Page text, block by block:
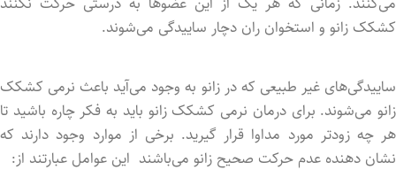
کشکک زانو و استخوان ران دچار ساییدگی می‌شوند.
ساییدگی‌های غیر طبیعی که در زانو به وجود می‌آید باعث نرمی کشکک
زانو می‌شوند. برای درمان نرمی کشکک زانو باید به فکر چاره باشید تا
هر چه زودتر مورد مداوا قرار گیرید. برخی از موارد وجود دارند که
نشان دهنده عدم حرکت صحیح زانو می‌باشند این عوامل عبارتند از: